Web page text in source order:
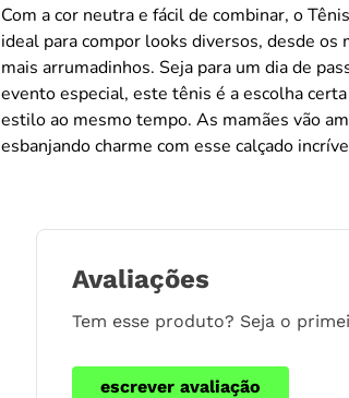
Com a cor neutra e fácil de combinar, o
ideal para compor looks diversos, desde os
mais arrumadinhos. Seja para um dia de
evento especial, este tênis é a escolha
estilo ao mesmo tempo. As mamães vão
esbanjando charme com esse calçado
Avaliações
Tem esse produto? Seja o
escrever avaliação